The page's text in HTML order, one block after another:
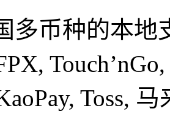
多币种的本地
Toss,